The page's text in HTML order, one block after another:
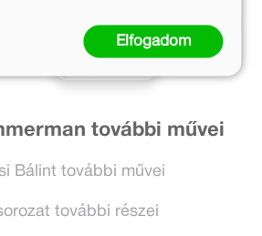
2 869 Ft
további művei
Bálint további művei
további részei
Elfogadom